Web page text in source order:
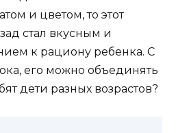
и цветом, то этот
стал вкусным и
к рациону ребенка. С
его можно объединять
дети разных возрастов?